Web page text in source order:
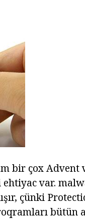
bir çox Advent
var.
çünki
bütün